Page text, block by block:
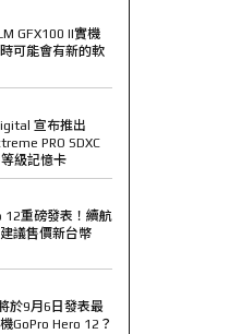
GFX100 II實機
可能會有新的軟
宣布推出
PRO SDXC
級記憶卡
12重磅發表！續航
議售價新台幣
於9月6日發表最
GoPro Hero 12？